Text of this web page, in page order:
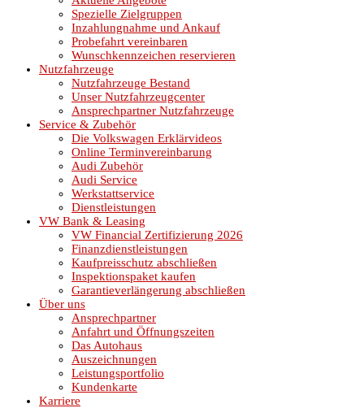
Spezielle Zielgruppen
Inzahlungnahme und Ankauf
Probefahrt vereinbaren
Wunschkennzeichen reservieren
Nutzfahrzeuge
Nutzfahrzeuge Bestand
Unser Nutzfahrzeugcenter
Ansprechpartner Nutzfahrzeuge
Service & Zubehör
Die Volkswagen Erklärvideos
Online Terminvereinbarung
Audi Zubehör
Audi Service
Werkstattservice
Dienstleistungen
VW Bank & Leasing
VW Financial Zertifizierung 2026
Finanzdienstleistungen
Kaufpreisschutz abschließen
Inspektionspaket kaufen
Garantieverlängerung abschließen
Über uns
Ansprechpartner
Anfahrt und Öffnungszeiten
Das Autohaus
Auszeichnungen
Leistungsportfolio
Kundenkarte
Karriere